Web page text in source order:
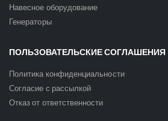
Навесное оборудование
Генераторы
ПОЛЬЗОВАТЕЛЬСКИЕ СОГЛАШЕНИЯ
Политика конфиденциальности
Согласие с рассылкой
Отказ от ответственности